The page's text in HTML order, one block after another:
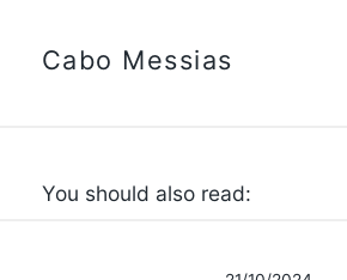
Cabo Messias
You should also read: